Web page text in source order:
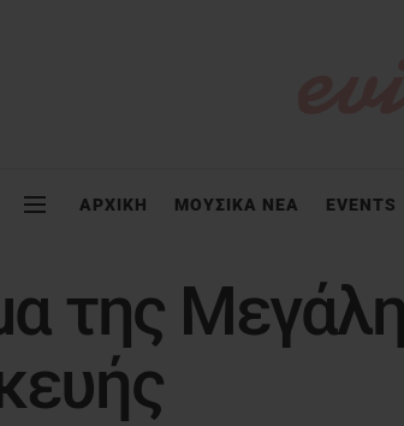
ΑΡΧΙΚΗ ΜΟΥΣΙΚΑ ΝΕΑ EVENTS
της